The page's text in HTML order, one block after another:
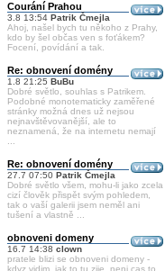
Courání Prahou
3.8 13:54 Patrik Čmejla
Ahoj, našel bych tu někoho z Prahy,
kdo by šel občas ven s foťákem?
Focení, povídání a tak.
Re: obnovení domény
1.8 21:25 BuBu
Dobré světlo, souhlas s Patrikem.
Podobné monotematicky zaměřené
stránky možná dnes už nejsou
nejnavštěvovanější, ale to
neznamená, že na internetu nemají
Re: obnovení domény
27.7 07:50 Patrik Čmejla
Dobré světlo všem, mohu-li jako zcela
cizí člověk přispět svým pohledem,
tak o vaší galerii jsem neměl ani
tušení a vlastně ...
obnoveni domeny
16.7 14:38 clown
pratele blizi se obnoveni domeny -
kdyz vidim, jak to tu zije, neni cas to